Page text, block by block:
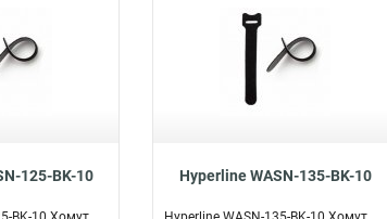
125-BK-10 Hyperline WASN-135-BK-10